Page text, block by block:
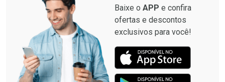
Baixe o APP e confira
ofertas e descontos
exclusivos para você!